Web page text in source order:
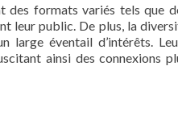
des formats variés tels que
leur public. De plus, la
large éventail d’intérêts.
ainsi des connexions